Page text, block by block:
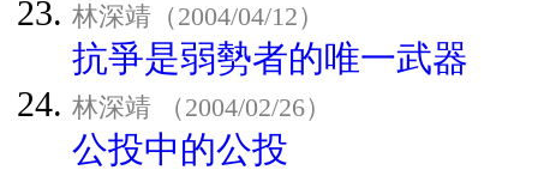
林深靖（2004/04/12）
抗爭是弱勢者的唯一武器
林深靖 （2004/02/26）
公投中的公投